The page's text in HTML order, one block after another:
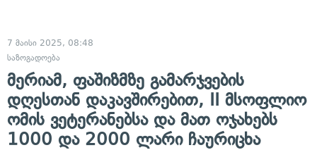
7 მაისი 2025, 08:48
საზოგადოება
მერიამ, ფაშიზმზე გამარჯვების
დღესთან დაკავშირებით, II მსოფლიო
ომის ვეტერანებსა და მათ ოჯახებს
1000 და 2000 ლარი ჩაურიცხა